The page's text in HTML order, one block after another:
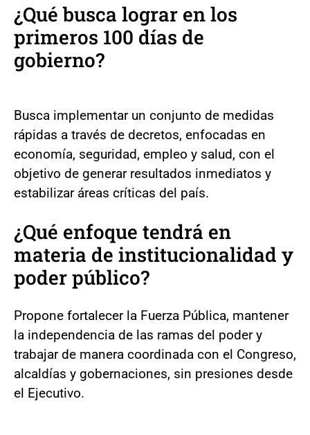
¿Qué busca lograr en los
primeros 100 días de
gobierno?
Busca implementar un conjunto de medidas
rápidas a través de decretos, enfocadas en
economía, seguridad, empleo y salud, con el
objetivo de generar resultados inmediatos y
estabilizar áreas críticas del país.
¿Qué enfoque tendrá en
materia de institucionalidad y
poder público?
Propone fortalecer la Fuerza Pública, mantener
la independencia de las ramas del poder y
trabajar de manera coordinada con el Congreso,
alcaldías y gobernaciones, sin presiones desde
el Ejecutivo.